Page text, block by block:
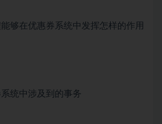
够在优惠券系统中发挥怎样的作用
统中涉及到的事务